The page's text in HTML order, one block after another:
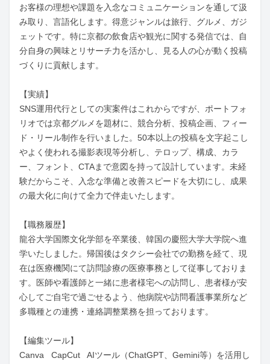
お客様の理想や課題を入念なコミュニケーションを通して汲
み取り、言語化します。得意ジャンルは旅行、グルメ、ガジ
ェットです。特に京都の飲食店や観光に関する発信では、自
分自身の興味とリサーチ力を活かし、見る人の心が動く投稿
づくりに貢献します。
【実績】
SNS運用代行としての実案件はこれからですが、ポートフォ
リオでは京都グルメを題材に、競合分析、投稿企画、フィー
ド・リール制作を行いました。50本以上の投稿を文字起こし
やよく使われる撮影表現等分析し、テロップ、構成、カラ
ー、フォント、CTAまで意図を持って設計しています。未経
験だからこそ、入念な準備と改善スピードを大切にし、成果
の最大化に向けて全力で伴走いたします。
【職務履歴】
龍谷大学国際文化学部を卒業後、韓国の慶熙大学大学院へ進
学いたしました。帰国後はタクシー会社での勤務を経て、現
在は医療機関にて訪問診療の医療事務として従事しておりま
す。医師や看護師と一緒に患者様宅への訪問し、患者様が安
心してご自宅で過ごせるよう、他病院や訪問看護事業所など
多職種との連携・連絡調整業務を担っております。
【編集ツール】
Canva   CapCut   AIツール（ChatGPT、Gemini等）を活用し